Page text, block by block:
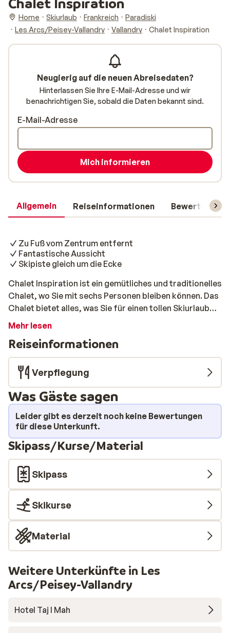
Home Skiurlaub Frankreich
Paradiski
Les Arcs/Peisey-Vallandry
Vallandry Chalet Inspiration
Allgemein Reiseinformationen Bewertungen
Zu Fuß vom Zentrum entfernt
Fantastische Aussicht
Skipiste gleich um die Ecke
Chalet Inspiration ist ein gemütliches und traditionelles
Chalet, wo Sie mit sechs Personen bleiben können. Das
Chalet bietet alles, was Sie für einen tollen Skiurlaub
brauchen: drei Schlafzimmer, zwei Badezimmer, eine
Wohnzimmer mit Kamin. Vom Wohnzimmer aus haben
Sie auch einen wunderschönen Blick auf die Alpen. Wenn
Sie diese an der frischen Luft genießen möchten, gibt
es eine große Terrasse, die nach Süden ausgerichtet
ist. Perfekt, wenn die Sonne scheint!
Mehr lesen
Reiseinformationen
Verpflegung
Was Gäste sagen
Leider gibt es derzeit noch keine Bewertungen
für diese Unterkunft.
Skipass/Kurse/Material
Skipass
Skikurse
Material
Neugierig auf die neuen Abreisedaten?
Hinterlassen Sie Ihre E-Mail-Adresse und wir
benachrichtigen Sie, sobald die Daten bekannt sind.
E-Mail-Adresse
Mich informieren
Weitere Unterkünfte in Les
Arcs/Peisey-Vallandry
Hotel Taj I Mah